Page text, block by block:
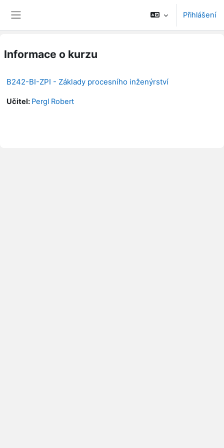
Přihlášení
Informace o kurzu
B242-BI-ZPI - Základy procesního inženýrství
Učitel: Pergl Robert